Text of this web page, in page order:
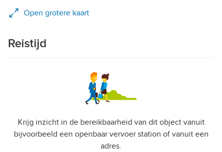
Open grotere kaart
Reistijd
Krijg inzicht in de bereikbaarheid van dit object vanuit
bijvoorbeeld een openbaar vervoer station of vanuit een
adres.